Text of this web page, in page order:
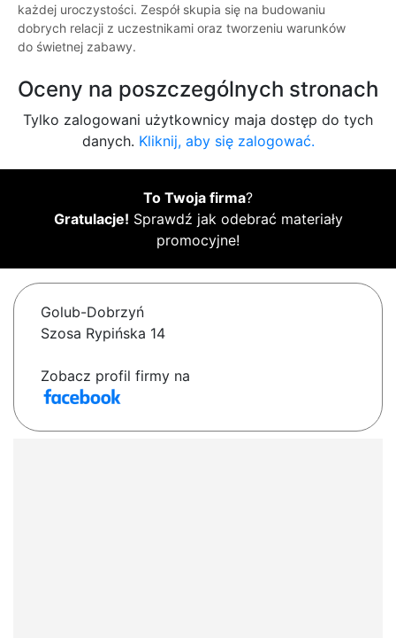
każdej uroczystości. Zespół skupia się na budowaniu
dobrych relacji z uczestnikami oraz tworzeniu warunków
do świetnej zabawy.
Oceny na poszczególnych stronach
Tylko zalogowani użytkownicy maja dostęp do tych
danych. Kliknij, aby się zalogować.
To Twoja firma?
Gratulacje! Sprawdź jak odebrać materiały
promocyjne!
Golub-Dobrzyń
Szosa Rypińska 14
Zobacz profil firmy na